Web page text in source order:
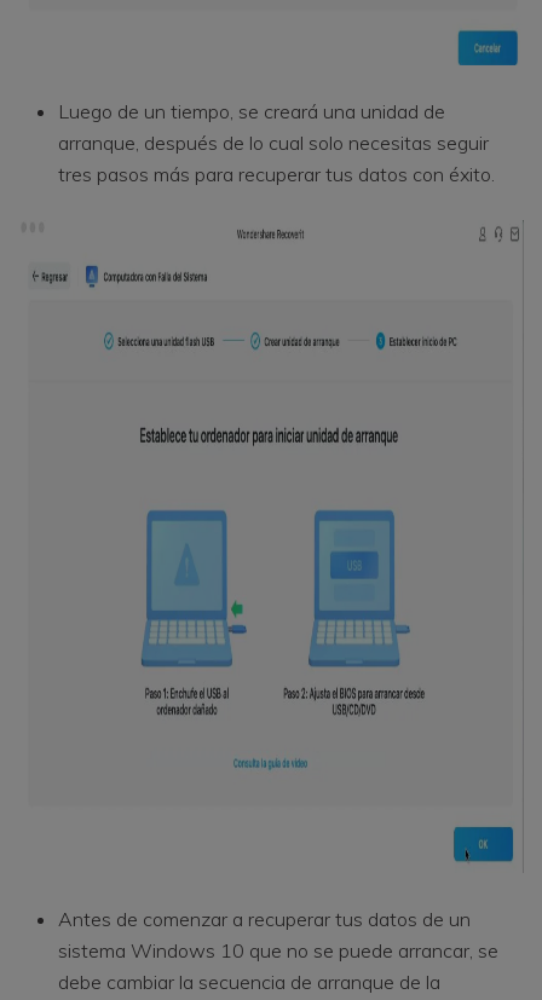
Luego de un tiempo, se creará una unidad de
arranque, después de lo cual solo necesitas seguir
tres pasos más para recuperar tus datos con éxito.
Antes de comenzar a recuperar tus datos de un
sistema Windows 10 que no se puede arrancar, se
debe cambiar la secuencia de arranque de la